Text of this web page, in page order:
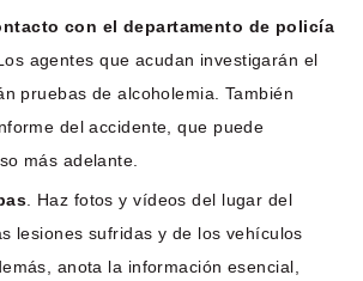
con el departamento de policía
agentes que acudan investigarán el
pruebas de alcoholemia. También
del accidente, que puede
más adelante.
. Haz fotos y vídeos del lugar del
lesiones sufridas y de los vehículos
anota la información esencial,